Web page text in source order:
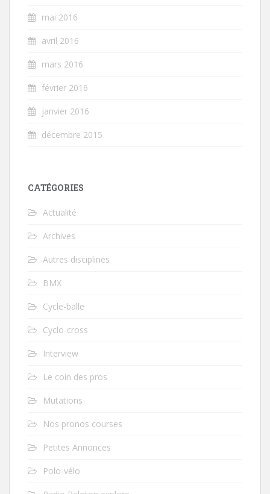
mai 2016
avril 2016
mars 2016
février 2016
janvier 2016
décembre 2015
CATÉGORIES
Actualité
Archives
Autres disciplines
BMX
Cycle-balle
Cyclo-cross
Interview
Le coin des pros
Mutations
Nos pronos courses
Petites Annonces
Polo-vélo